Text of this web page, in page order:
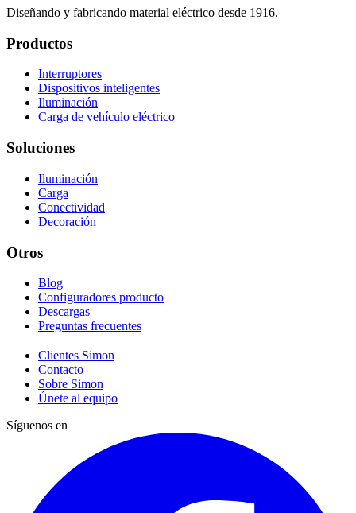
Diseñando y fabricando material eléctrico desde 1916.
Productos
Interruptores
Dispositivos inteligentes
Iluminación
Carga de vehículo eléctrico
Soluciones
Iluminación
Carga
Conectividad
Decoración
Otros
Blog
Configuradores producto
Descargas
Preguntas frecuentes
Clientes Simon
Contacto
Sobre Simon
Únete al equipo
Síguenos en